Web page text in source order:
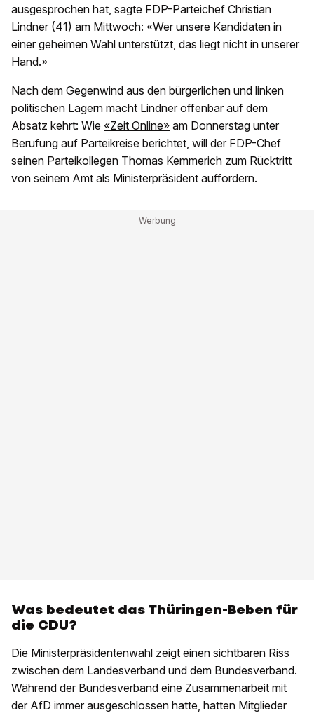
ausgesprochen hat, sagte FDP-Parteichef Christian
Lindner (41) am Mittwoch: «Wer unsere Kandidaten in
einer geheimen Wahl unterstützt, das liegt nicht in unserer
Hand.»
Nach dem Gegenwind aus den bürgerlichen und linken
politischen Lagern macht Lindner offenbar auf dem
Absatz kehrt: Wie «Zeit Online» am Donnerstag unter
Berufung auf Parteikreise berichtet, will der FDP-Chef
seinen Parteikollegen Thomas Kemmerich zum Rücktritt
von seinem Amt als Ministerpräsident auffordern.
Was bedeutet das Thüringen-Beben für
die CDU?
Die Ministerpräsidentenwahl zeigt einen sichtbaren Riss
zwischen dem Landesverband und dem Bundesverband.
Während der Bundesverband eine Zusammenarbeit mit
der AfD immer ausgeschlossen hatte, hatten Mitglieder